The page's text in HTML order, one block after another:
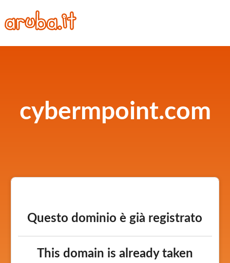
cybermpoint.com
Questo dominio è già registrato
This domain is already taken